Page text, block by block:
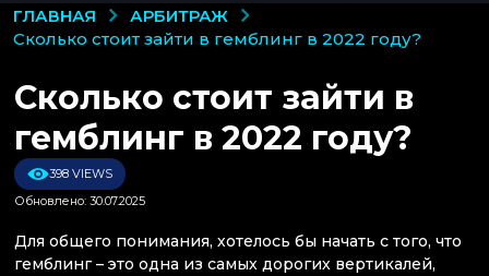
ГЛАВНАЯ
АРБИТРАЖ
сколько стоит зайти в гемблинг в 2022 году?
Сколько стоит зайти в
гемблинг в 2022 году?
398 VIEWS
Обновлено: 30.07.2025
Для общего понимания, хотелось бы начать с того, что
гемблинг – это одна из самых дорогих вертикалей,